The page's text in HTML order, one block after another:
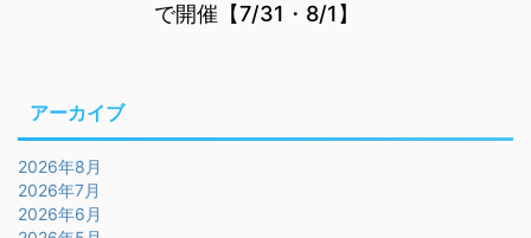
で開催【7/31・8/1】
アーカイブ
2026年8月
2026年7月
2026年6月